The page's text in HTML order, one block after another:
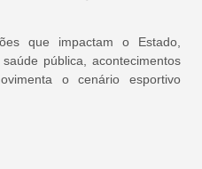
que impactam o Estado,
pública, acontecimentos
o cenário esportivo